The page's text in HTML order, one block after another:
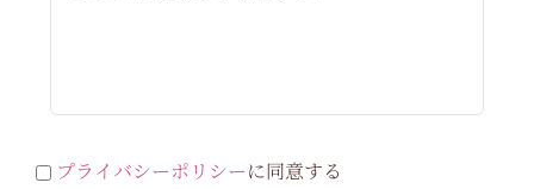
プライバシーポリシーに同意する